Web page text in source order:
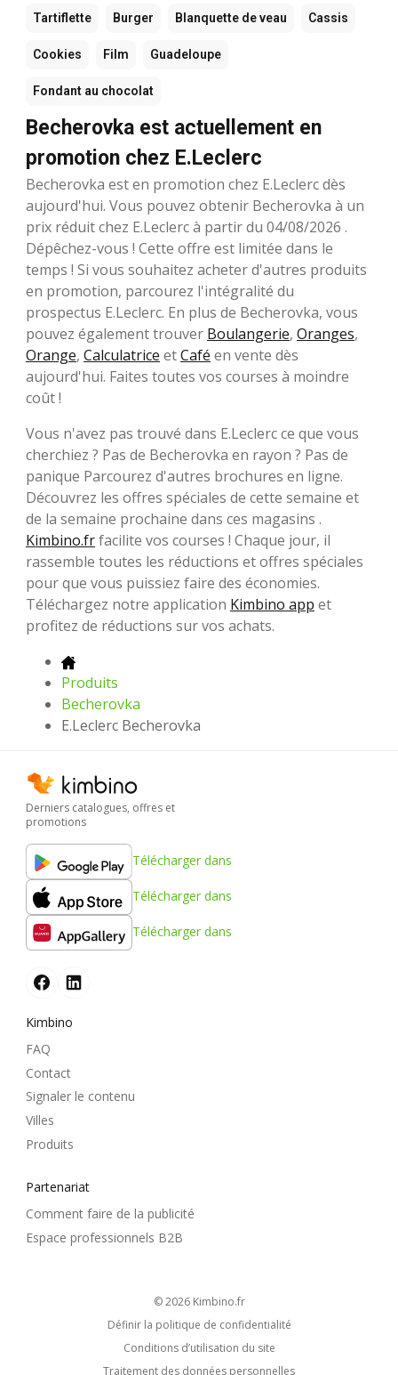
Tartiflette Burger Blanquette de veau Cassis
Cookies Film Guadeloupe
Fondant au chocolat
Becherovka est actuellement en
promotion chez E.Leclerc
Becherovka est en promotion chez E.Leclerc dès
aujourd'hui. Vous pouvez obtenir Becherovka à un
prix réduit chez E.Leclerc à partir du 04/08/2026 .
Dépêchez-vous ! Cette offre est limitée dans le
temps ! Si vous souhaitez acheter d'autres produits
en promotion, parcourez l'intégralité du
prospectus E.Leclerc. En plus de Becherovka, vous
pouvez également trouver Boulangerie, Oranges,
Orange, Calculatrice etCafé en vente dès
aujourd'hui. Faites toutes vos courses à moindre
coût !
Vous n'avez pas trouvé dans E.Leclerc ce que vous
cherchiez ? Pas de Becherovka en rayon ? Pas de
panique Parcourez d'autres brochures en ligne.
Découvrez les offres spéciales de cette semaine et
de la semaine prochaine dans ces magasins .
Kimbino.frfacilite vos courses ! Chaque jour, il
rassemble toutes les réductions et offres spéciales
pour que vous puissiez faire des économies.
Téléchargez notre application Kimbino app et
profitez de réductions sur vos achats.
Produits
Becherovka
E.Leclerc Becherovka
Derniers catalogues, offres et
promotions
Télécharger dans
Télécharger dans
Télécharger dans
Kimbino
FAQ
Contact
Signaler le contenu
Villes
Produits
Partenariat
Comment faire de la publicité
Espace professionnels B2B
© 2026 kimbino.fr
Définir la politique de confidentialité
Conditions d’utilisation du site
Traitement des données personnelles